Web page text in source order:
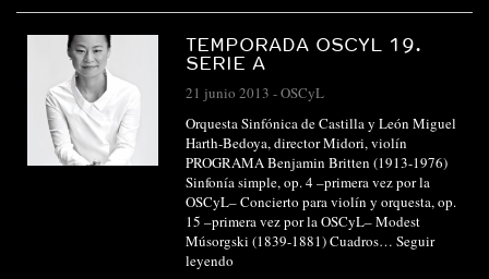
TEMPORADA OSCYL 19.
SERIE A
21 junio 2013 -OSCyL
Orquesta Sinfónica de Castilla y León Miguel
Harth-Bedoya, director Midori, violín
PROGRAMA Benjamin Britten (1913-1976)
Sinfonía simple, op. 4 –primera vez por la
OSCyL– Concierto para violín y orquesta, op.
15 –primera vez por la OSCyL– Modest
Músorgski (1839-1881) Cuadros… Seguir
leyendo